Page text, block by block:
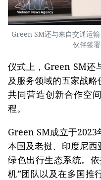
Green SM还与来自交通运
伙伴签署
仪式上，Green SM还
及服务领域的五家战
共同营造创新合作空
程。
Green SM成立于2023
本国及老挝、印度尼
绿色出行生态系统。
机”团队以及在多国推